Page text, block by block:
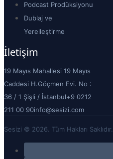
Podcast Prodüksiyonu
Dublaj ve
Yerelleştirme
İletişim
19 Mayıs Mahallesi 19 Mayıs
Caddesi H.Göçmen Evi. No :
36 / 1 Şişli / İstanbul+9 0212
211 00 90info@sesizi.com
Sesizi © 2026. Tüm Hakları Saklıdır.